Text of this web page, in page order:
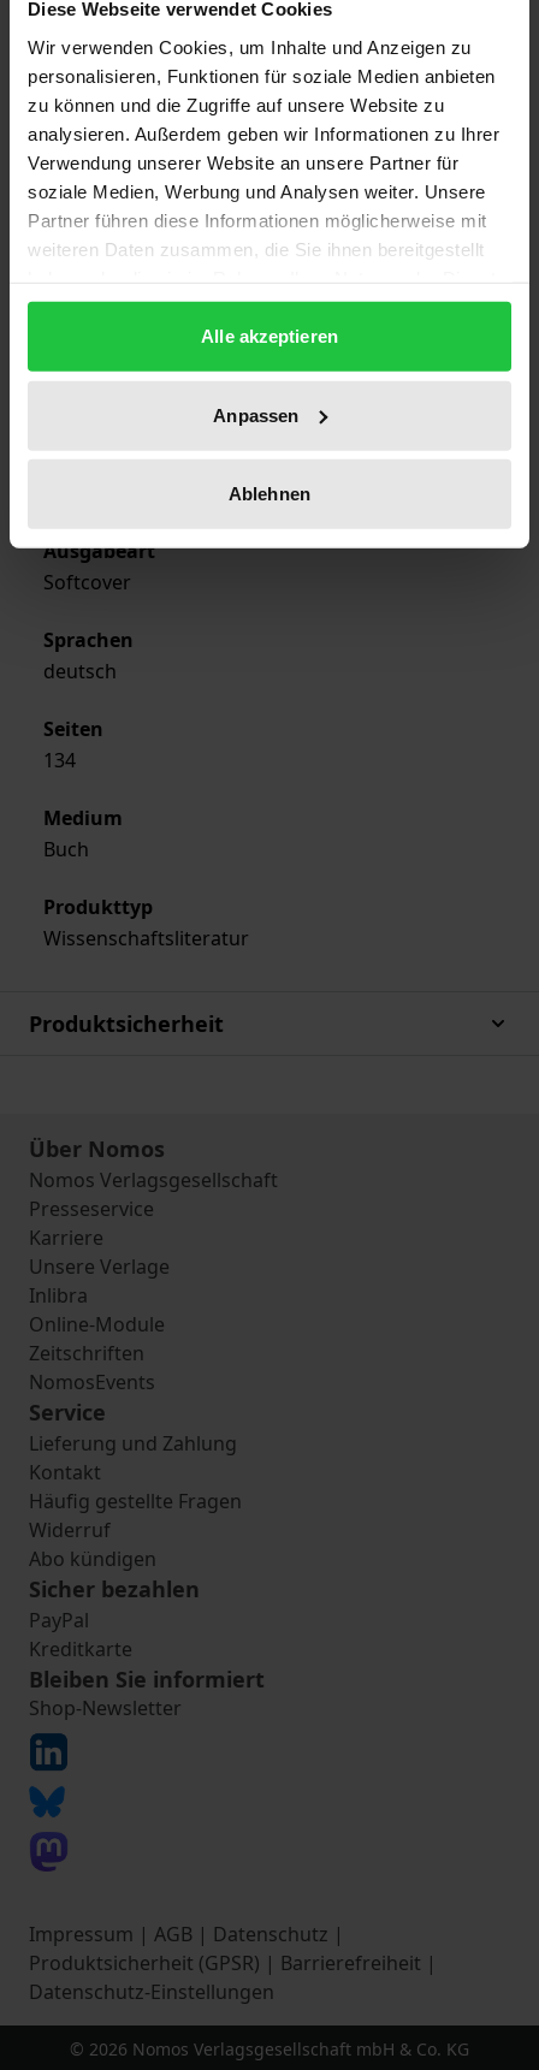
Diese Webseite verwendet Cookies
Wir verwenden Cookies, um Inhalte und Anzeigen zu
personalisieren, Funktionen für soziale Medien anbieten
zu können und die Zugriffe auf unsere Website zu
analysieren. Außerdem geben wir Informationen zu Ihrer
Verwendung unserer Website an unsere Partner für
soziale Medien, Werbung und Analysen weiter. Unsere
Partner führen diese Informationen möglicherweise mit
weiteren Daten zusammen, die Sie ihnen bereitgestellt
gesammelt haben.
Alle akzeptieren
Anpassen
Ablehnen
1
ISBN
978-3-88345-820-5
Untertitel
Das Lebenswerk des J. A. Comenius zwischen
Politik und Pädagogik
Erscheinungsjahr
Verlag
Ausgabeart
Softcover
Sprachen
deutsch
Seiten
134
Medium
Buch
Produkttyp
Wissenschaftsliteratur
Produktsicherheit
Über Nomos
Nomos Verlagsgesellschaft
Presseservice
Karriere
Unsere Verlage
Inlibra
Online-Module
Zeitschriften
NomosEvents
Service
Lieferung und Zahlung
Kontakt
Häufig gestellte Fragen
Widerruf
Abo kündigen
Sicher bezahlen
PayPal
Kreditkarte
Bleiben Sie informiert
Shop-Newsletter
Impressum | AGB | Datenschutz |
Produktsicherheit (GPSR) | Barrierefreiheit |
Datenschutz-Einstellungen
© 2026 Nomos Verlagsgesellschaft mbH & Co. KG